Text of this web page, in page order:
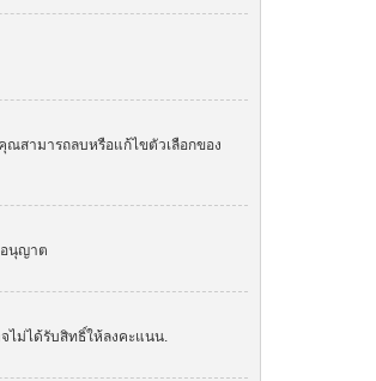
สามารถลบหรือแก้ไขตัวเลือกของ
อนุญาต
ไม่ได้รับสิทธิ์ให้ลงคะแนน.